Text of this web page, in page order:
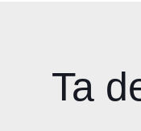
Ta